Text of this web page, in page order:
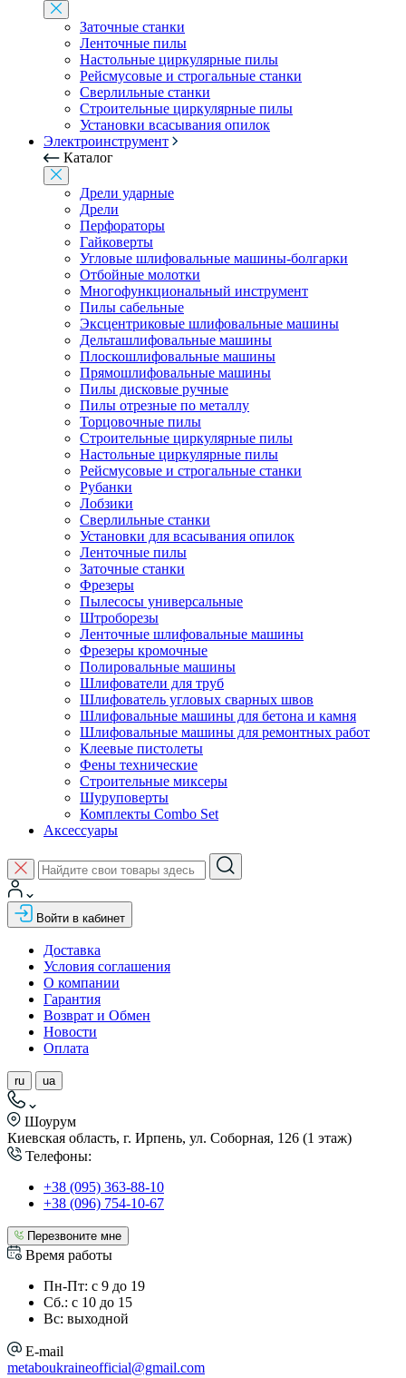
Заточные станки
Ленточные пилы
Настольные циркулярные пилы
Рейсмусовые и строгальные станки
Сверлильные станки
Строительные циркулярные пилы
Установки всасывания опилок
Электроинструмент
Каталог
Дрели ударные
Дрели
Перфораторы
Гайковерты
Угловые шлифовальные машины-болгарки
Отбойные молотки
Многофункциональный инструмент
Пилы сабельные
Эксцентриковые шлифовальные машины
Дельташлифовальные машины
Плоскошлифовальные машины
Прямошлифовальные машины
Пилы дисковые ручные
Пилы отрезные по металлу
Торцовочные пилы
Строительные циркулярные пилы
Настольные циркулярные пилы
Рейсмусовые и строгальные станки
Рубанки
Лобзики
Сверлильные станки
Установки для всасывания опилок
Ленточные пилы
Заточные станки
Фрезеры
Пылесосы универсальные
Штроборезы
Ленточные шлифовальные машины
Фрезеры кромочные
Полировальные машины
Шлифователи для труб
Шлифователь угловых сварных швов
Шлифовальные машины для бетона и камня
Шлифовальные машины для ремонтных работ
Клеевые пистолеты
Фены технические
Строительные миксеры
Шуруповерты
Комплекты Combo Set
Аксессуары
Войти в кабинет
Доставка
Условия соглашения
О компании
Гарантия
Возврат и Обмен
Новости
Оплата
ru ua
Шоурум
Киевская область, г. Ирпень, ул. Соборная, 126 (1 этаж)
Телефоны:
+38 (095) 363-88-10
+38 (096) 754-10-67
Перезвоните мне
Время работы
Пн-Пт: с 9 до 19
Сб.: с 10 до 15
Вс: выходной
E-mail
metaboukraineofficial@gmail.com